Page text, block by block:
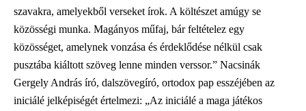
szavakra, amelyekből verseket írok. A költészet amúgy se
közösségi munka. Magányos műfaj, bár feltételez egy
közösséget, amelynek vonzása és érdeklődése nélkül csak
pusztába kiáltott szöveg lenne minden verssor.” Nacsinák
Gergely András író, dalszövegíró, ortodox pap esszéjében az
iniciálé jelképiségét értelmezi: „Az iniciálé a maga játékos